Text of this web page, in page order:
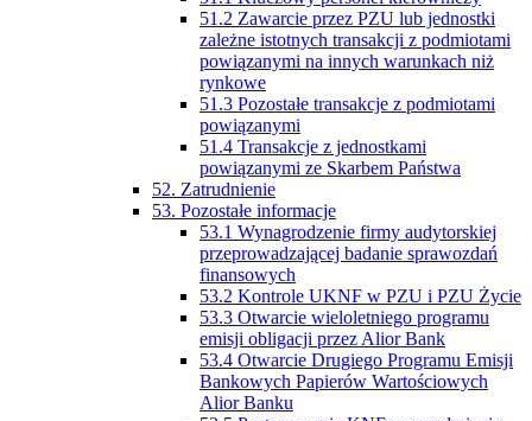
51.2 Zawarcie przez PZU lub jednostki
zależne istotnych transakcji z podmiotami
powiązanymi na innych warunkach niż
rynkowe
51.3 Pozostałe transakcje z podmiotami
powiązanymi
51.4 Transakcje z jednostkami
powiązanymi ze Skarbem Państwa
52. Zatrudnienie
53. Pozostałe informacje
53.1 Wynagrodzenie firmy audytorskiej
przeprowadzającej badanie sprawozdań
finansowych
53.2 Kontrole UKNF w PZU i PZU Życie
53.3 Otwarcie wieloletniego programu
emisji obligacji przez Alior Bank
53.4 Otwarcie Drugiego Programu Emisji
Bankowych Papierów Wartościowych
Alior Banku